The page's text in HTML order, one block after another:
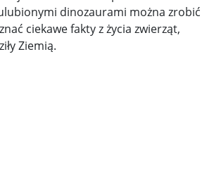
dinozaurami można zrobić
ciekawe fakty z życia zwierząt,
Ziemią.